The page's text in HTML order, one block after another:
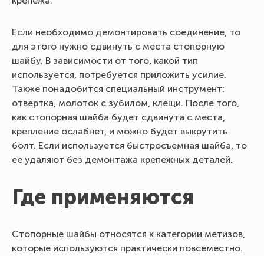
Если необходимо демонтировать соединение, то
для этого нужно сдвинуть с места стопорную
шайбу. В зависимости от того, какой тип
используется, потребуется приложить усилие.
Также понадобится специальный инструмент:
отвертка, молоток с зубилом, клещи. После того,
как стопорная шайба будет сдвинута с места,
крепление ослабнет, и можно будет выкрутить
болт. Если используется быстросъемная шайба, то
ее удаляют без демонтажа крепежных деталей.
Где применяются
Стопорные шайбы относятся к категории метизов,
которые используются практически повсеместно.